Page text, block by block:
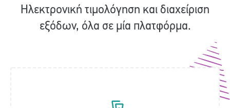
Ηλεκτρονική τιμολόγηση και διαχείριση
εξόδων, όλα σε μία πλατφόρμα.